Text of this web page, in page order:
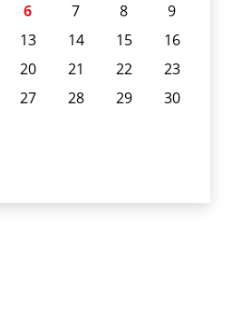
6 7 8
9
13 14 15
16
20 21 22
23
27 28 29
30